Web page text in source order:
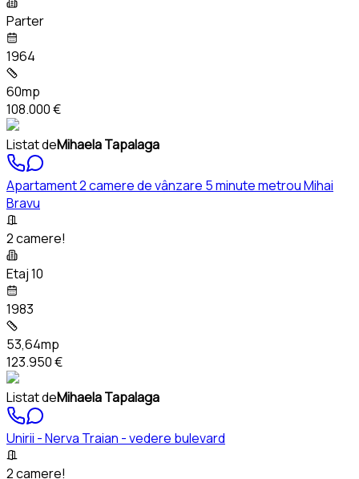
Parter
1964
60mp
108.000 €
Listat deMihaela Tapalaga
Apartament 2 camere de vânzare 5 minute metrou Mihai
Bravu
2 camere!
Etaj 10
1983
53,64mp
123.950 €
Listat deMihaela Tapalaga
Unirii - Nerva Traian - vedere bulevard
2 camere!